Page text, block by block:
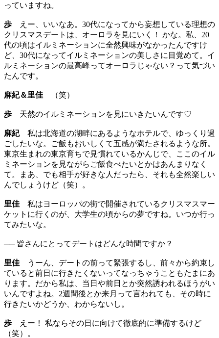
っていますね。
歩 えー、いいなあ。30代になってから妄想している理想の
クリスマスデートは、オーロラを見にいく！ かな。私、20
代の頃はイルミネーションに全然興味がなかったんですけ
ど、30代になってイルミネーションの美しさに目覚めて。イ
ルミネーションの最高峰ってオーロラじゃない？って気づい
たんです。
麻紀＆里佳 （笑）
歩 天然のイルミネーションを見にいきたいんです♡
麻紀私は北海道の湖畔にあるようなホテルで、ゆっくり過
ごしたいな。ご飯もおいしくて五感が満たされるような所。
東京生まれの東京育ちで見慣れているかんじで、ここのイル
ミネーションを見ながらご飯食べたいとかはあんまりなく
て。まあ、でも相手が好きな人だったら、それも全然楽しい
んでしょうけど（笑）。
里佳 私はヨーロッパの街で開催されているクリスマスマー
ケットに行くのが、大学生の頃からの夢ですね。いつか行っ
てみたいな。
── 皆さんにとってデートはどんな時間ですか？
里佳 うーん、デートの前って緊張するし、前々から約束し
ていると前日に行きたくないってなっちゃうこともたまにあ
ります。だから私は、当日や前日とか突然誘われるほうがい
いんですよね。2週間後とか来月って言われても、その時に
行きたいかどうか、わからないし。
歩 えー！ 私ならその日に向けて徹底的に準備するけど
（笑）。